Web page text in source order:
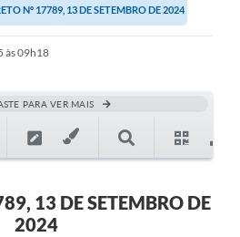
Nº 17789, 13 DE SETEMBRO DE 2024
às 09h18
PARA VER MAIS
13 DE SETEMBRO DE
2024